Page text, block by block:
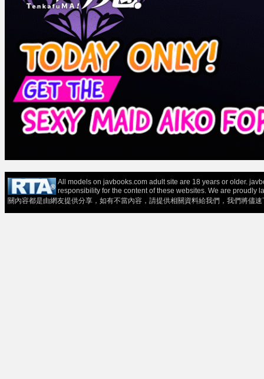
All models on javbooks.com adult site are 18 years or older.
responsibility for the content of these websites. We are proudly
關內容都是由網友提供分享，如有不當內容，請提供相關資料給我們，我們將儘速